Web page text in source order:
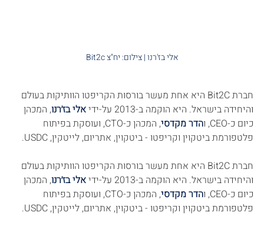
אלי בז'רנו | צילום: יח"צ Bit2c
חברת Bit2C היא אחת מעשר בורסות הקריפטו הוותיקות בעולם
והיחידה בישראל. היא הוקמה ב-2013 על-ידי
אלי בז׳רנו, המכהן
כיום כ-CEO, ו
הדר מקדסי
, המכהן כ-CTO, ועוסקת בפיתוח
פלטפורמת ביטקוין וקריפטו - ביטקוין, אתריום, לייטקין, USDC.
חברת Bit2C היא אחת מעשר בורסות הקריפטו הוותיקות בעולם
והיחידה בישראל. היא הוקמה ב-2013 על-ידי
אלי בז׳רנו, המכהן
כיום כ-CEO, ו
הדר מקדסי
, המכהן כ-CTO, ועוסקת בפיתוח
פלטפורמת ביטקוין וקריפטו - ביטקוין, אתריום, לייטקין, USDC.